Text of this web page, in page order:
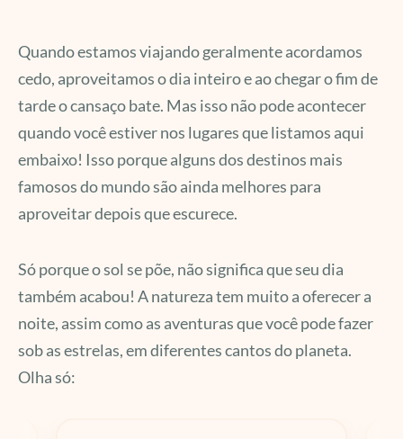
Quando estamos viajando geralmente acordamos
cedo, aproveitamos o dia inteiro e ao chegar o fim de
tarde o cansaço bate. Mas isso não pode acontecer
quando você estiver nos lugares que listamos aqui
embaixo! Isso porque alguns dos destinos mais
famosos do mundo são ainda melhores para
aproveitar depois que escurece.
Só porque o sol se põe, não significa que seu dia
também acabou! A natureza tem muito a oferecer a
noite, assim como as aventuras que você pode fazer
sob as estrelas, em diferentes cantos do planeta.
Olha só: